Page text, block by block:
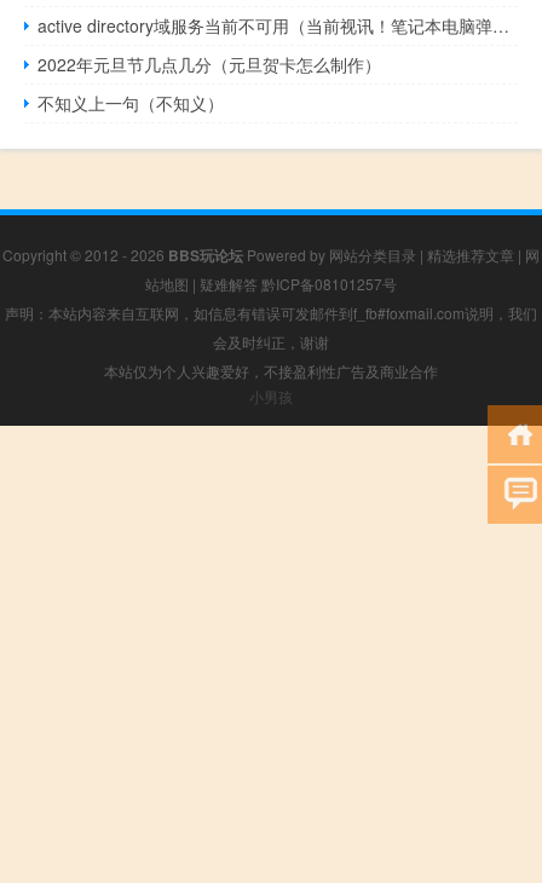
active directory域服务当前不可用（当前视讯！笔记本电脑弹出是否停止运行此脚本的提示该如何解决）
2022年元旦节几点几分（元旦贺卡怎么制作）
不知义上一句（不知义）
Copyright © 2012 - 2026 BBS玩论坛 Powered by 网站分类目录 | 精选推荐文章 | 网
站地图 | 疑难解答 黔ICP备08101257号
声明：本站内容来自互联网，如信息有错误可发邮件到f_fb#foxmail.com说明，我们
会及时纠正，谢谢
本站仅为个人兴趣爱好，不接盈利性广告及商业合作
小男孩